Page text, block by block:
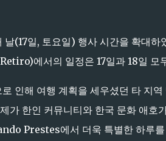
날(17일, 토요일) 행사 시간을 확
에서의 일정은 17일과 18일 모
인해 여행 계획을 세우셨던 타 지
가 한인 커뮤니티와 한국 문화 애호
Prestes에서 더욱 특별한 하루를